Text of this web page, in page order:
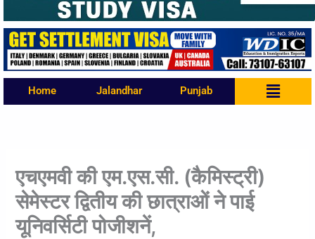
Home Jalandhar Punjab Menu
एचएमवी की एम.एस.सी. (कैमिस्ट्री)
सेमेस्टर द्वितीय की छात्राओं ने पाई
यूनिवर्सिटी पोजीशनें,